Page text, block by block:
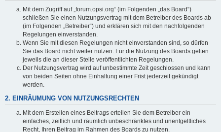
Mit dem Zugriff auf „forum.opsi.org“ (im Folgenden „das Board“)
schließen Sie einen Nutzungsvertrag mit dem Betreiber des Boards ab
(im Folgenden „Betreiber“) und erklären sich mit den nachfolgenden
Regelungen einverstanden.
Wenn Sie mit diesen Regelungen nicht einverstanden sind, so dürfen
Sie das Board nicht weiter nutzen. Für die Nutzung des Boards gelten
jeweils die an dieser Stelle veröffentlichten Regelungen.
Der Nutzungsvertrag wird auf unbestimmte Zeit geschlossen und kann
von beiden Seiten ohne Einhaltung einer Frist jederzeit gekündigt
werden.
2. EINRÄUMUNG VON NUTZUNGSRECHTEN
Mit dem Erstellen eines Beitrags erteilen Sie dem Betreiber ein
einfaches, zeitlich und räumlich unbeschränktes und unentgeltliches
Recht, Ihren Beitrag im Rahmen des Boards zu nutzen.